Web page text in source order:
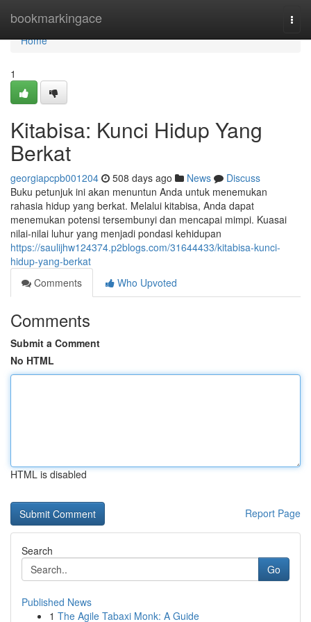
bookmarkingace
Home
Home
1
Kitabisa: Kunci Hidup Yang
Berkat
georgiapcpb001204 508 days ago News
Discuss
Buku petunjuk ini akan menuntun Anda untuk menemukan
rahasia hidup yang berkat. Melalui kitabisa, Anda dapat
menemukan potensi tersembunyi dan mencapai mimpi. Kuasai
nilai-nilai luhur yang menjadi pondasi kehidupan
https://saulijhw124374.p2blogs.com/31644433/kitabisa-kunci-
hidup-yang-berkat
Comments
Who Upvoted
Comments
Submit a Comment
No HTML
HTML is disabled
Report Page
Search
Go
Published News
1 The Agile Tabaxi Monk: A Guide